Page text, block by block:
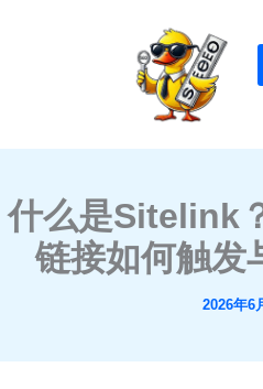
什么是Sitelink
链接如何触发
2026年6